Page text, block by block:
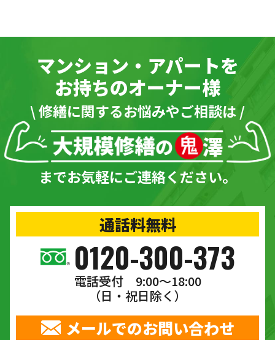
マンション・アパートを
お持ちのオーナー様
\ 修繕に関するお悩みやご相談は /
までお気軽にご連絡ください。
通話料無料
0120-300-373
電話受付 9:00〜18:00
（日・祝日除く）
メールでのお問い合わせ